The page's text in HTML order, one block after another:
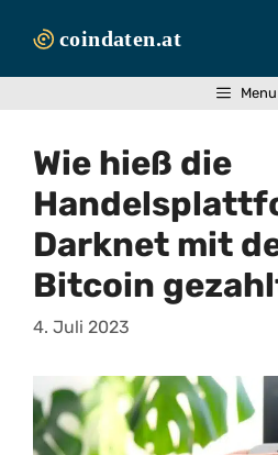
Inhalt
Menu
Wie hieß die
Darknet mit
Bitcoin
4. Juli 2023